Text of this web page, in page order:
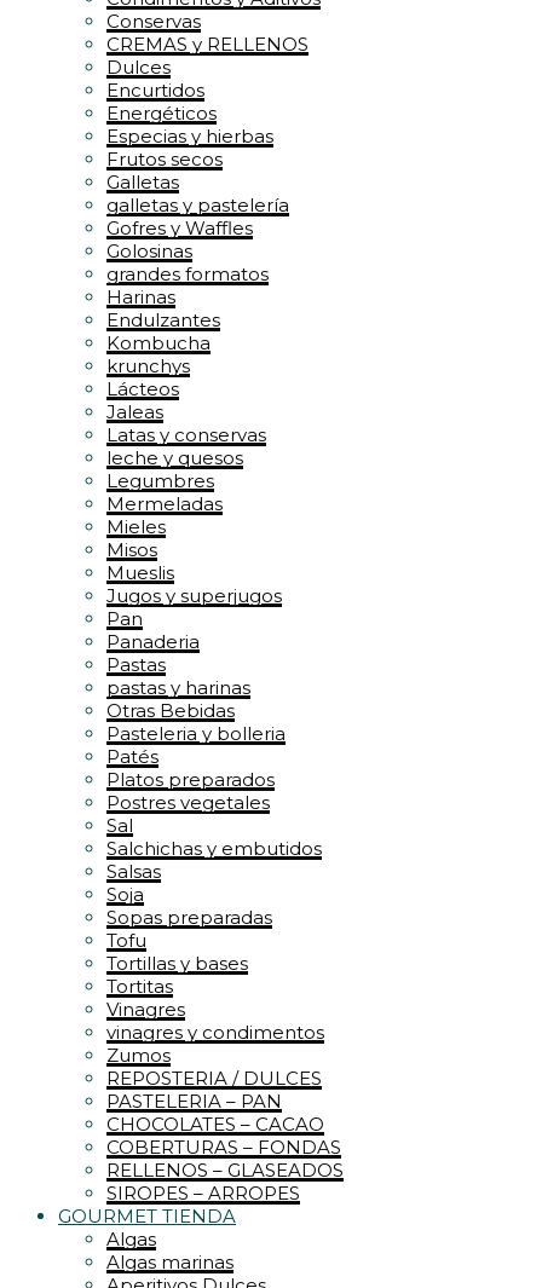
Conservas
CREMAS y RELLENOS
Dulces
Encurtidos
Energéticos
Especias y hierbas
Frutos secos
Galletas
galletas y pastelería
Gofres y Waffles
Golosinas
grandes formatos
Harinas
Endulzantes
Kombucha
krunchys
Lácteos
Jaleas
Latas y conservas
leche y quesos
Legumbres
Mermeladas
Mieles
Misos
Mueslis
Jugos y superjugos
Pan
Panaderia
Pastas
pastas y harinas
Otras Bebidas
Pasteleria y bolleria
Patés
Platos preparados
Postres vegetales
Sal
Salchichas y embutidos
Salsas
Soja
Sopas preparadas
Tofu
Tortillas y bases
Tortitas
Vinagres
vinagres y condimentos
Zumos
REPOSTERIA / DULCES
PASTELERIA – PAN
CHOCOLATES – CACAO
COBERTURAS – FONDAS
RELLENOS – GLASEADOS
SIROPES – ARROPES
GOURMET TIENDA
Algas
Algas marinas